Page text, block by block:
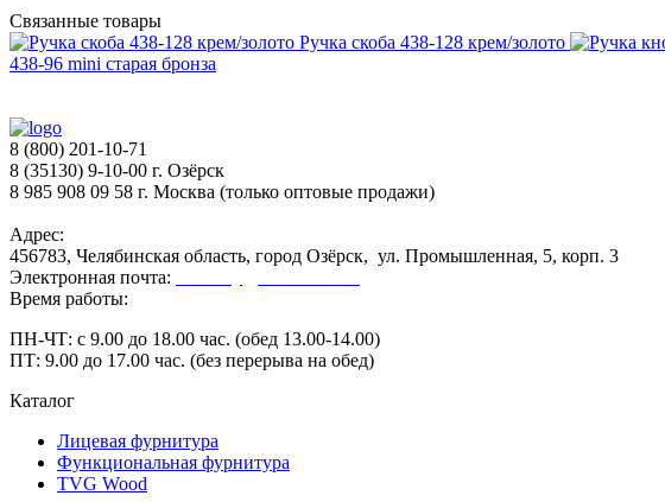
Связанные товары
Ручка скоба 438-128 крем/золото
438-96 mini старая бронза
8 (800) 201-10-71
8 (35130) 9-10-00 г. Озёрск
8 985 908 09 58 г. Москва (только оптовые продажи)
Адрес:
456783, Челябинская область, город Озёрск, ул. Промышленная, 5, корп. 3
Электронная почта:
Время работы:
ПН-ЧТ: с 9.00 до 18.00 час. (обед 13.00-14.00)
ПТ: 9.00 до 17.00 час. (без перерыва на обед)
Каталог
Лицевая фурнитура
Функциональная фурнитура
TVG Wood